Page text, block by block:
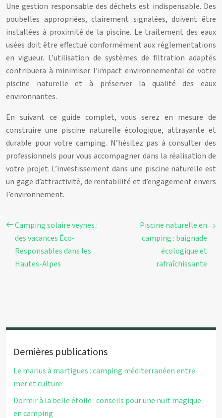
Une gestion responsable des déchets est indispensable. Des
poubelles appropriées, clairement signalées, doivent être
installées à proximité de la piscine. Le traitement des eaux
usées doit être effectué conformément aux réglementations
en vigueur. L’utilisation de systèmes de filtration adaptés
contribuera à minimiser l’impact environnemental de votre
piscine naturelle et à préserver la qualité des eaux
environnantes.
En suivant ce guide complet, vous serez en mesure de
construire une piscine naturelle écologique, attrayante et
durable pour votre camping. N’hésitez pas à consulter des
professionnels pour vous accompagner dans la réalisation de
votre projet. L’investissement dans une piscine naturelle est
un gage d’attractivité, de rentabilité et d’engagement envers
l’environnement.
Camping solaire veynes :
des vacances Éco-
Responsables dans les
Hautes-Alpes
Piscine naturelle en
camping : baignade
écologique et
rafraîchissante
Dernières publications
Le marius à martigues : camping méditerranéen entre
mer et culture
Dormir à la belle étoile : conseils pour une nuit magique
en camping